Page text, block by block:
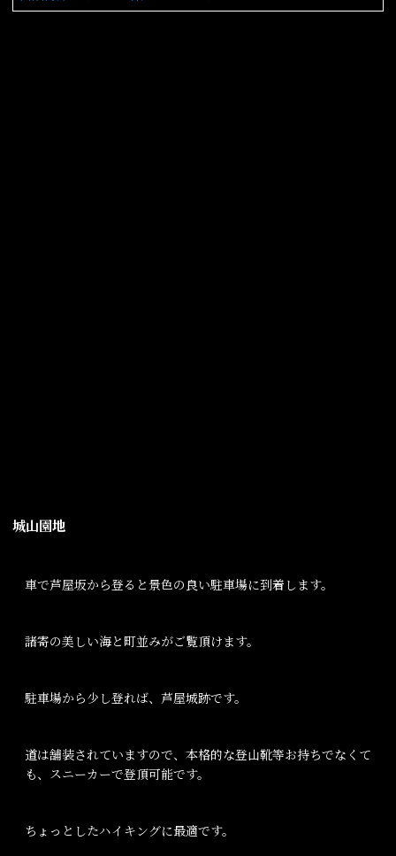
城山園地
車で芦屋坂から登ると景色の良い駐車場に到着します。
諸寄の美しい海と町並みがご覧頂けます。
駐車場から少し登れば、芦屋城跡です。
道は舗装されていますので、本格的な登山靴等お持ちでなくて
も、スニーカーで登頂可能です。
ちょっとしたハイキングに最適です。